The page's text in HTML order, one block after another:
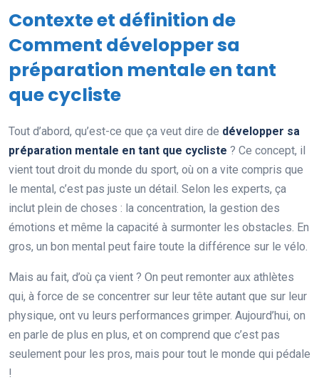
Contexte et définition de
Comment développer sa
préparation mentale en tant
que cycliste
Tout d’abord, qu’est-ce que ça veut dire de développer sa
préparation mentale en tant que cycliste ? Ce concept, il
vient tout droit du monde du sport, où on a vite compris que
le mental, c’est pas juste un détail. Selon les experts, ça
inclut plein de choses : la concentration, la gestion des
émotions et même la capacité à surmonter les obstacles. En
gros, un bon mental peut faire toute la différence sur le vélo.
Mais au fait, d’où ça vient ? On peut remonter aux athlètes
qui, à force de se concentrer sur leur tête autant que sur leur
physique, ont vu leurs performances grimper. Aujourd’hui, on
en parle de plus en plus, et on comprend que c’est pas
seulement pour les pros, mais pour tout le monde qui pédale
!